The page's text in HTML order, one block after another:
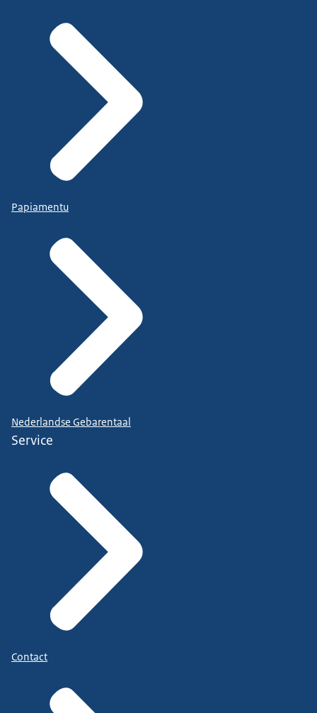
Papiamentu
Nederlandse Gebarentaal
Service
Contact